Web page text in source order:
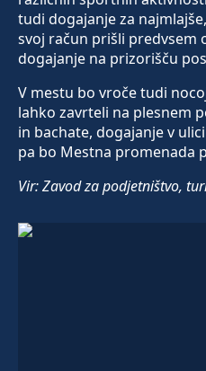
tudi dogajanje za
svoj račun prišli predvsem
dogajanje na prizorišču
V mestu bo vroče tudi
lahko zavrteli na plesnem
in bachate, dogajanje v
pa bo Mestna promenada
Vir: Zavod za podjetništvo,